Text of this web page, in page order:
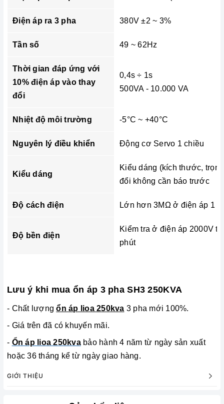
Điện áp ra 3 pha 380V ±2 ~ 3%
Tần số 49 ~ 62Hz
Thời gian đáp ứng với
10% điện áp vào thay
đổi
0,4s ÷ 1s
500VA - 10.000 VA
Nhiệt độ môi trường -5°C ~ +40°C
Nguyên lý điều khiển Động cơ Servo 1 chiều
Kiểu dáng
Kiểu dáng (kích thước,
đổi không cần báo trước
Độ cách điện Lớn hơn 3MΩ ở điện áp 1
Độ bền điện
Kiểm tra ở điện áp 2000V
phút
Lưu ý khi mua ổn áp 3 pha SH3 250KVA
- Chất lượngổn áp lioa 250kva 3 pha mới 100%.
- Giá trên đã có khuyến mãi.
- Ổn áp lioa 250kvabảo hành 4 năm từ ngày sản xuất
hoặc 36 tháng kể từ ngày giao hàng.
GIỚI THIỆU